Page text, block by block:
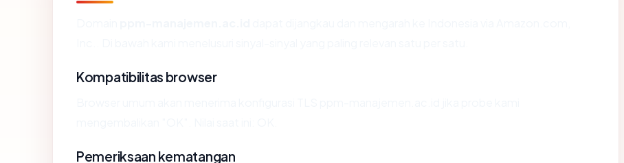
Kompatibilitas browser
Pemeriksaan kematangan